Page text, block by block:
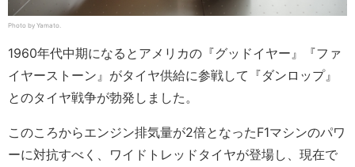
Photo by Yamato.
1960年代中期になるとアメリカの『グッドイヤー』『ファ
イヤーストーン』がタイヤ供給に参戦して『ダンロップ』
とのタイヤ戦争が勃発しました。
このころからエンジン排気量が2倍となったF1マシンのパワ
ーに対抗すべく、ワイドトレッドタイヤが登場し、現在で